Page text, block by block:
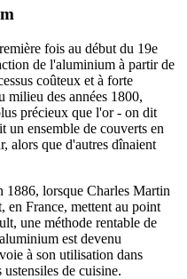
fois au début du 19e
de l'aluminium à partir de
coûteux et à forte
des années 1800,
précieux que l'or - on dit
un ensemble de couverts en
alors que d'autres dînaient
1886, lorsque Charles Martin
France, mettent au point
une méthode rentable de
est devenu
à son utilisation dans
de cuisine.